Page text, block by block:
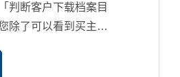
判断客户下载档案目
除了可以看到买主在
的主要内容为何。凭